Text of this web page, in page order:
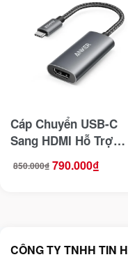
Cáp Chuyển USB-C
Sang HDMI Hỗ Trợ
8K@60Hz, 4K@144Hz
Anker 518 – A8317
850.000₫
Giá
gốc 790.000₫
Giá
hiện
CÔNG TY TNHH TIN